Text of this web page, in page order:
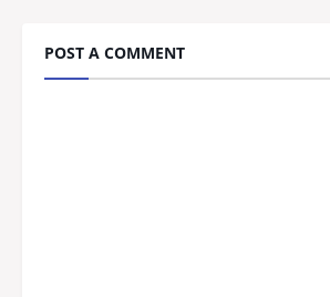
POST A COMMENT